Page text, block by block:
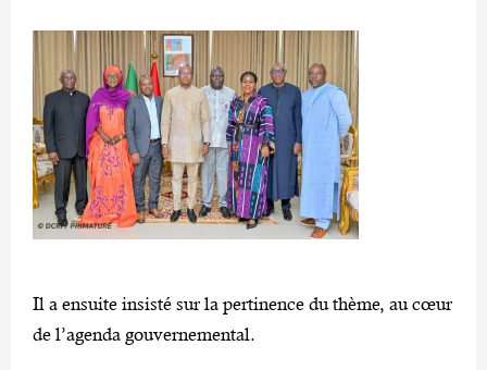
Il a ensuite insisté sur la pertinence du thème, au cœur
de l’agenda gouvernemental.